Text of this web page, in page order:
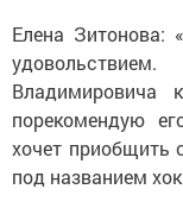
Елена Зитонова:
Владимировича
порекомендую
хочет приобщить
под названием